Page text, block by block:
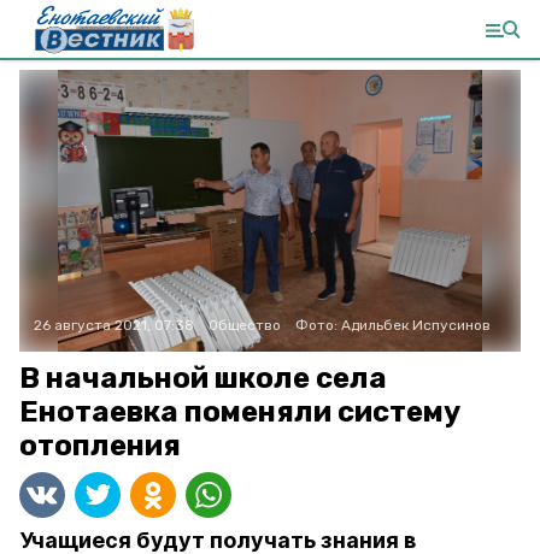
26 августа 2021, 07:38 Общество Фото: Адильбек Испусинов
В начальной школе села
Енотаевка поменяли систему
отопления
Учащиеся будут получать знания в